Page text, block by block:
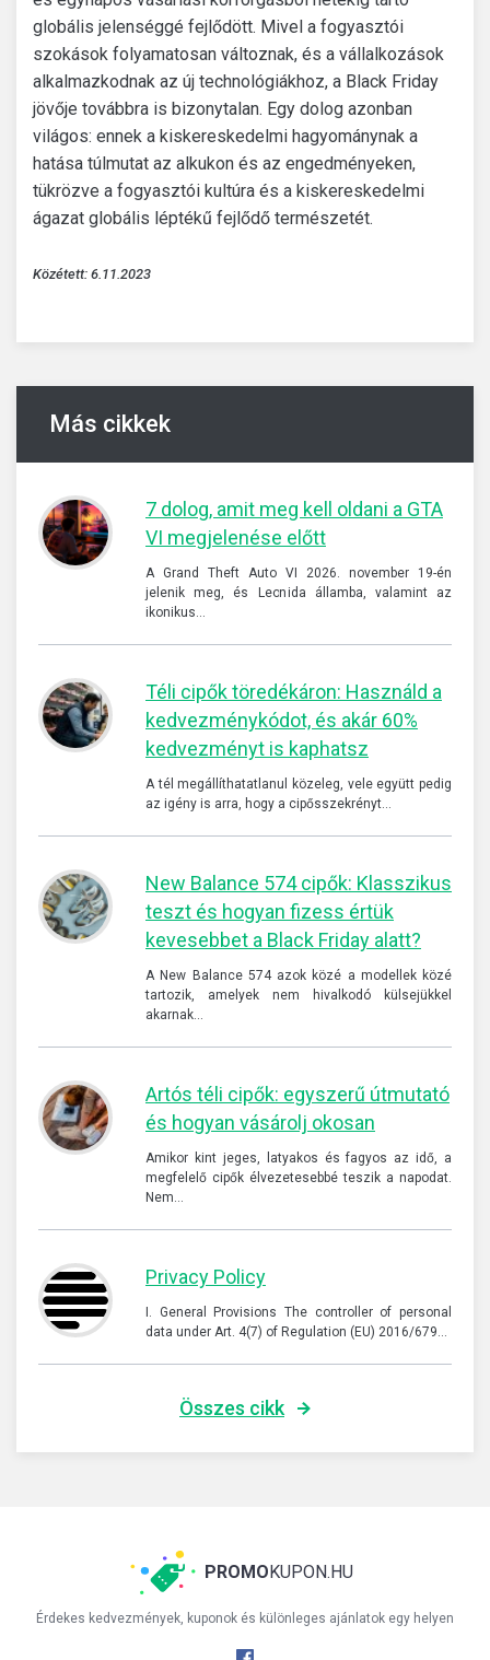
globális jelenséggé fejlődött. Mivel a fogyasztói
szokások folyamatosan változnak, és a vállalkozások
alkalmazkodnak az új technológiákhoz, a Black Friday
jövője továbbra is bizonytalan. Egy dolog azonban
világos: ennek a kiskereskedelmi hagyománynak a
hatása túlmutat az alkukon és az engedményeken,
tükrözve a fogyasztói kultúra és a kiskereskedelmi
ágazat globális léptékű fejlődő természetét.
Közétett: 6.11.2023
Más cikkek
7 dolog, amit meg kell oldani a GTA
VI megjelenése előtt
A Grand Theft Auto VI 2026. november 19-én
jelenik meg, és Leonida államba, valamint az
ikonikus…
Téli cipők töredékáron: Használd a
kedvezménykódot, és akár 60%
kedvezményt is kaphatsz
A tél megállíthatatlanul közeleg, vele együtt pedig
az igény is arra, hogy a cipősszekrényt…
New Balance 574 cipők: Klasszikus
teszt és hogyan fizess értük
kevesebbet a Black Friday alatt?
A New Balance 574 azok közé a modellek közé
tartozik, amelyek nem hivalkodó külsejükkel
akarnak…
Artós téli cipők: egyszerű útmutató
és hogyan vásárolj okosan
Amikor kint jeges, latyakos és fagyos az idő, a
megfelelő cipők élvezetesebbé teszik a napodat.
Nem…
Privacy Policy
I. General Provisions The controller of personal
data under Art. 4(7) of Regulation (EU) 2016/679…
Összes cikk
PROMOKUPON.HU
Érdekes kedvezmények, kuponok és különleges ajánlatok egy helyen